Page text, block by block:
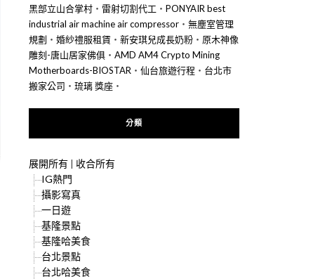
黑部立山合掌村 ‧ 雷射切割代工 ‧ PONYAIR best
industrial air machine air compressor ‧ 無塵室管理
規劃 ‧ 婚紗禮服租賃 ‧ 新安琪兒成長奶粉 ‧ 原木神像
雕刻-唐山居家佛俱 ‧ AMD AM4 Crypto Mining
Motherboards-BIOSTAR ‧ 仙台旅遊行程 ‧ 台北市
搬家公司 ‧ 琉璃 獎座 ‧
分類
展開所有 | 收合所有
IG熱門
攝影寫真
一日遊
基隆景點
基隆哈美食
台北景點
台北哈美食